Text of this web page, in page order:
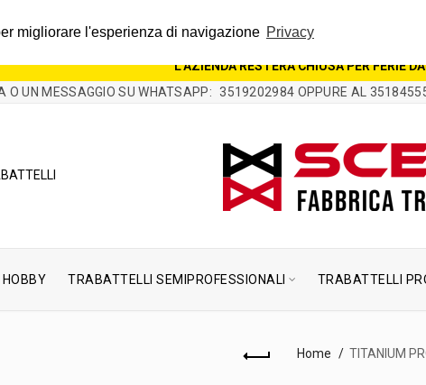
migliorare l'esperienza di navigazione Privacy
SI AVVISA CHE A CAUSA DELL'AUMENTO DI SPEDIZIONI A
ENTRO IL 3 AGOSTO SARANNO SPEDITI ENTRO IL 10 AGOSTO. GLI
L'AZIENDA RESTERÀ CHIUSA PER FERIE
O UN MESSAGGIO SU WHATSAPP: 3519202984 OPPURE AL
TRABATTELLI SEMIPROFESSIONALI TRABATTELLI
Home TITANIUM